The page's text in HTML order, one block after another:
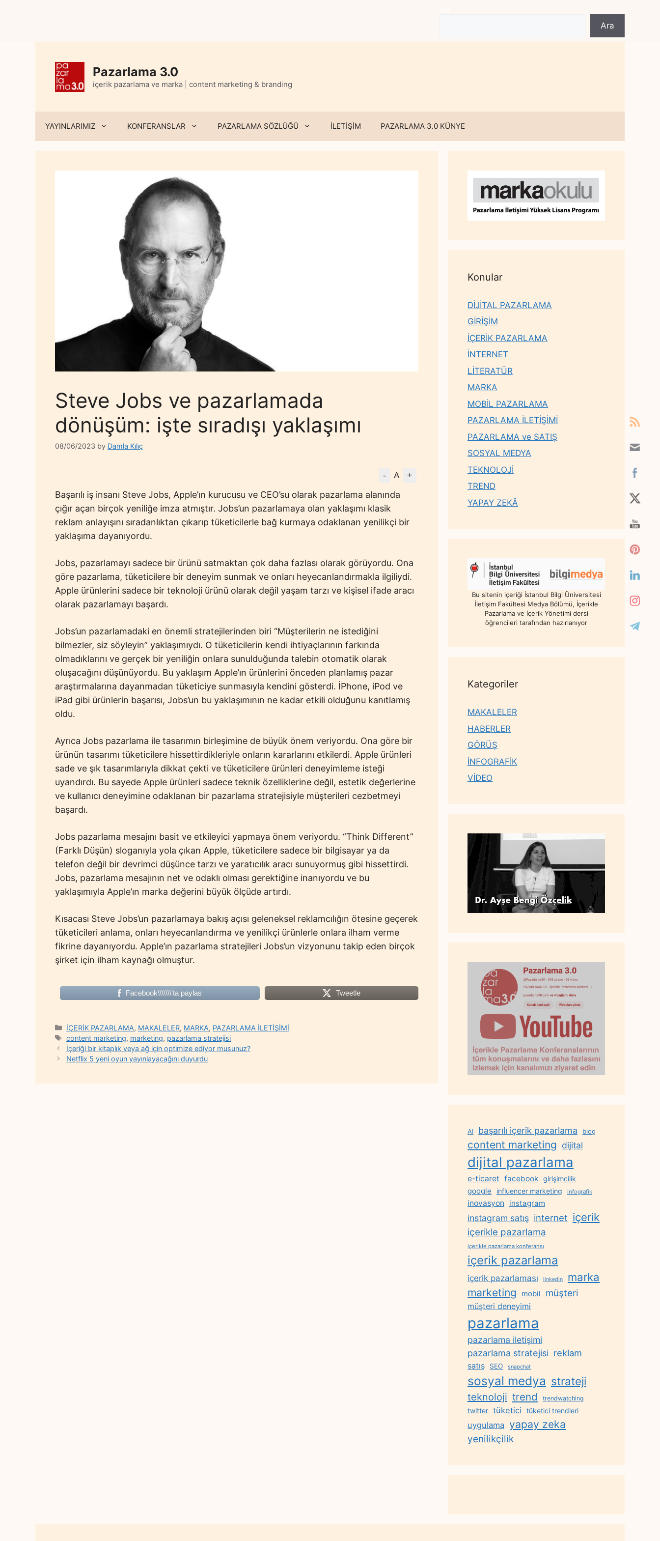
Ara
Pazarlama 3.0
içerik pazarlama ve marka | content marketing & branding
YAYINLARIMIZ KONFERANSLAR PAZARLAMA SÖZLÜĞÜ İLETİŞİM PAZARLAMA 3.0 KÜNYE
Steve Jobs ve pazarlamada
dönüşüm: işte sıradışı yaklaşımı
08/06/2023 by Damla Kılıç
- A +
Başarılı iş insanı Steve Jobs, Apple’ın kurucusu ve CEO’su olarak pazarlama alanında
çığır açan birçok yeniliğe imza atmıştır. Jobs’un pazarlamaya olan yaklaşımı klasik
reklam anlayışını sıradanlıktan çıkarıp tüketicilerle bağ kurmaya odaklanan yenilikçi bir
yaklaşıma dayanıyordu.
Jobs, pazarlamayı sadece bir ürünü satmaktan çok daha fazlası olarak görüyordu. Ona
göre pazarlama, tüketicilere bir deneyim sunmak ve onları heyecanlandırmakla ilgiliydi.
Apple ürünlerini sadece bir teknoloji ürünü olarak değil yaşam tarzı ve kişisel ifade aracı
olarak pazarlamayı başardı.
Jobs’un pazarlamadaki en önemli stratejilerinden biri “Müşterilerin ne istediğini
bilmezler, siz söyleyin” yaklaşımıydı. O tüketicilerin kendi ihtiyaçlarının farkında
olmadıklarını ve gerçek bir yeniliğin onlara sunulduğunda talebin otomatik olarak
oluşacağını düşünüyordu. Bu yaklaşım Apple’ın ürünlerini önceden planlamış pazar
araştırmalarına dayanmadan tüketiciye sunmasıyla kendini gösterdi. İPhone, iPod ve
iPad gibi ürünlerin başarısı, Jobs’un bu yaklaşımının ne kadar etkili olduğunu kanıtlamış
oldu.
Ayrıca Jobs pazarlama ile tasarımın birleşimine de büyük önem veriyordu. Ona göre bir
ürünün tasarımı tüketicilere hissettirdikleriyle onların kararlarını etkilerdi. Apple ürünleri
sade ve şık tasarımlarıyla dikkat çekti ve tüketicilere ürünleri deneyimleme isteği
uyandırdı. Bu sayede Apple ürünleri sadece teknik özelliklerine değil, estetik değerlerine
ve kullanıcı deneyimine odaklanan bir pazarlama stratejisiyle müşterileri cezbetmeyi
başardı.
Jobs pazarlama mesajını basit ve etkileyici yapmaya önem veriyordu. “Think Different”
(Farklı Düşün) sloganıyla yola çıkan Apple, tüketicilere sadece bir bilgisayar ya da
telefon değil bir devrimci düşünce tarzı ve yaratıcılık aracı sunuyormuş gibi hissettirdi.
Jobs, pazarlama mesajının net ve odaklı olması gerektiğine inanıyordu ve bu
yaklaşımıyla Apple’ın marka değerini büyük ölçüde artırdı.
Kısacası Steve Jobs’un pazarlamaya bakış açısı geleneksel reklamcılığın ötesine geçerek
tüketicileri anlama, onları heyecanlandırma ve yenilikçi ürünlerle onlara ilham verme
fikrine dayanıyordu. Apple’ın pazarlama stratejileri Jobs’un vizyonunu takip eden birçok
şirket için ilham kaynağı olmuştur.
Facebook\\\\\\\'ta paylas Tweetle
Categories
İÇERİK PAZARLAMA, MAKALELER, MARKA, PAZARLAMA İLETİŞİMİ
Tags
content marketing, marketing, pazarlama stratejisi
İçeriği bir kitaplık veya ağ için optimize ediyor musunuz?
Netflix 5 yeni oyun yayınlayacağını duyurdu
Konular
DİJİTAL PAZARLAMA
GİRİŞİM
İÇERİK PAZARLAMA
İNTERNET
LİTERATÜR
MARKA
MOBİL PAZARLAMA
PAZARLAMA İLETİŞİMİ
PAZARLAMA ve SATIŞ
SOSYAL MEDYA
TEKNOLOJİ
TREND
YAPAY ZEKÂ
Bu sitenin içeriği İstanbul Bilgi Üniversitesi
İletişim Fakültesi Medya Bölümü, İçerikle
Pazarlama ve İçerik Yönetimi dersi
öğrencileri tarafından hazırlanıyor
Kategoriler
MAKALELER
HABERLER
GÖRÜŞ
İNFOGRAFİK
VİDEO
AI başarılı içerik pazarlama blog
content marketing dijital
dijital pazarlama
e-ticaret facebook girişimcilik
google influencer marketing infografik
inovasyon instagram
instagram satış internet içerik
içerikle pazarlama
içerikle pazarlama konferansı
içerik pazarlama
içerik pazarlaması linkedin marka
marketing mobil müşteri
müşteri deneyimi
pazarlama
pazarlama iletişimi
pazarlama stratejisi reklam
satış SEO snapchat
sosyal medya strateji
teknoloji trend trendwatching
twitter tüketici tüketici trendleri
uygulama yapay zeka
yenilikçilik